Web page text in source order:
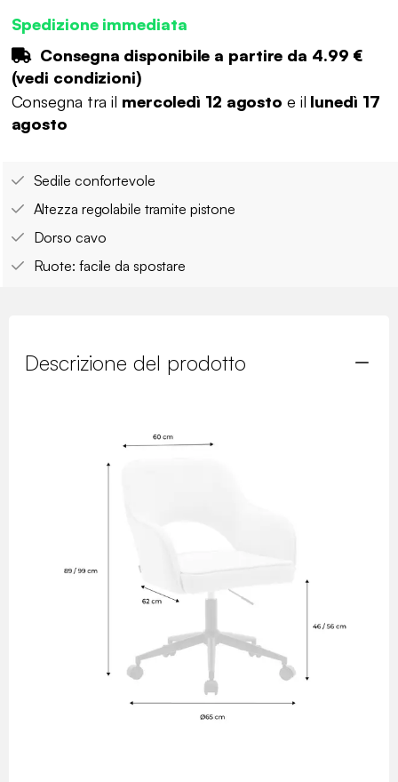
Spedizione immediata
Consegna disponibile a partire da 4.99 €
(vedi condizioni)
Consegna tra il mercoledì 12 agosto e il lunedì 17
agosto
Sedile confortevole
Altezza regolabile tramite pistone
Dorso cavo
Ruote: facile da spostare
Descrizione del prodotto